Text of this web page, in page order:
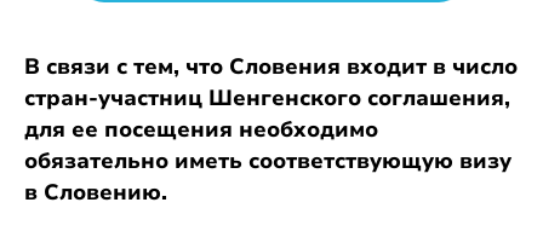
В связи с тем, что Словения входит в число
стран-участниц Шенгенского соглашения,
для ее посещения необходимо
обязательно иметь соответствующую визу
в Словению.